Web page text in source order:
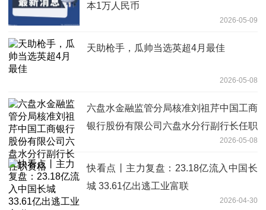
本1万人民币
2026-05-09
天助枪手，瓜帅当选英超4月最佳
2026-05-08
六盘水金融监管分局核准刘祖芹中国工商
银行股份有限公司六盘水分行副行长任职
2026-05-08
快看点丨主力复盘：23.18亿流入中国长
城 33.61亿出逃工业富联
2026-04-30